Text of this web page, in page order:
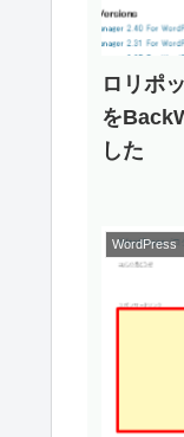
ロリポ
を
した
WordPress